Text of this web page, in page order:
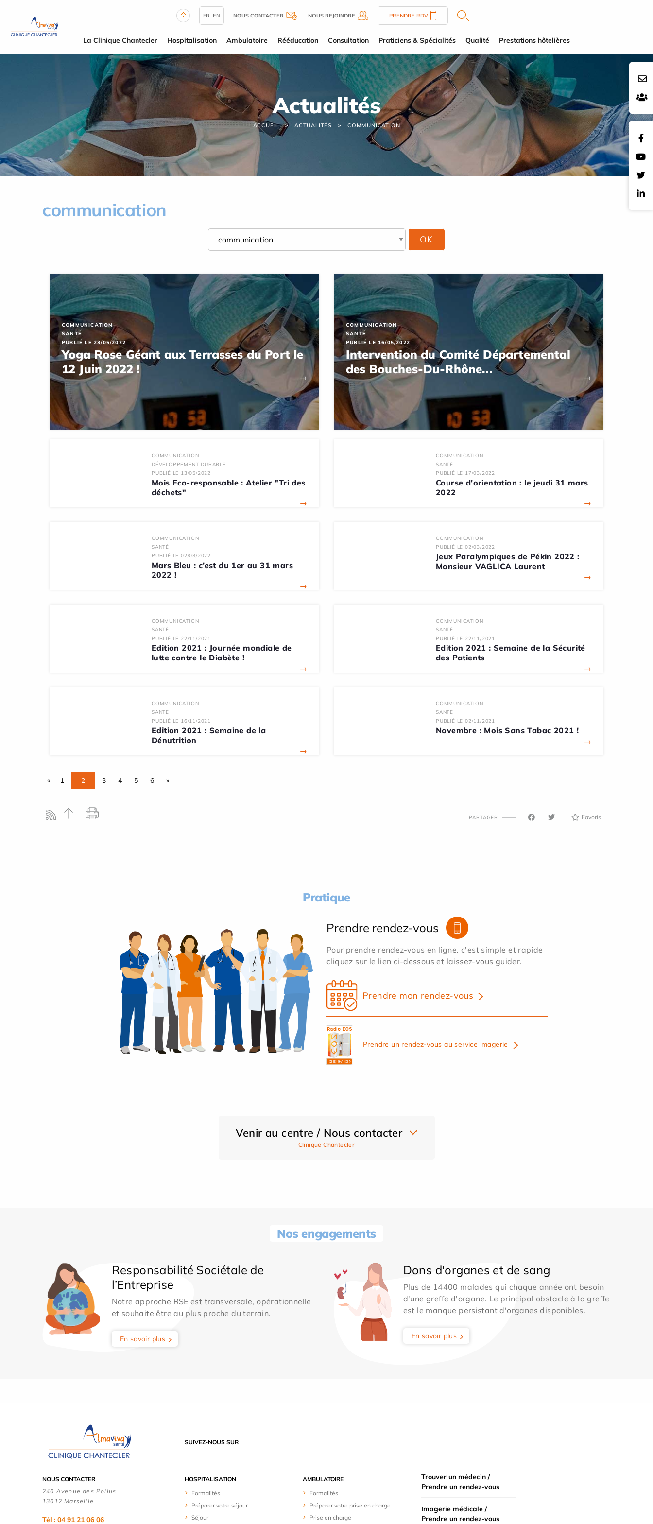
FR EN NOUS CONTACTER NOUS REJOINDRE PRENDRE RDV
La Clinique Chantecler Hospitalisation Ambulatoire Rééducation Consultation Praticiens & Spécialités Qualité Prestations hôtelières
Actualités
ACCUEIL ACTUALITÉS COMMUNICATION
communication
COMMUNICATION
SANTÉ
PUBLIÉ LE 23/05/2022
Yoga Rose Géant aux Terrasses du Port le
12 Juin 2022 !
→
COMMUNICATION
SANTÉ
PUBLIÉ LE 16/05/2022
Intervention du Comité Départemental
des Bouches-Du-Rhône...
→
COMMUNICATION
DÉVELOPPEMENT DURABLE
PUBLIÉ LE 13/05/2022
Mois Eco-responsable : Atelier "Tri des
déchets"
→
COMMUNICATION
SANTÉ
PUBLIÉ LE 17/03/2022
Course d'orientation : le jeudi 31 mars
2022
→
COMMUNICATION
SANTÉ
PUBLIÉ LE 02/03/2022
Mars Bleu : c’est du 1er au 31 mars
2022 !
→
COMMUNICATION
PUBLIÉ LE 02/03/2022
Jeux Paralympiques de Pékin 2022 :
Monsieur VAGLICA Laurent
→
COMMUNICATION
SANTÉ
PUBLIÉ LE 22/11/2021
Edition 2021 : Journée mondiale de
lutte contre le Diabète !
→
COMMUNICATION
SANTÉ
PUBLIÉ LE 22/11/2021
Edition 2021 : Semaine de la Sécurité
des Patients
→
COMMUNICATION
SANTÉ
PUBLIÉ LE 16/11/2021
Edition 2021 : Semaine de la
Dénutrition
→
COMMUNICATION
SANTÉ
PUBLIÉ LE 02/11/2021
Novembre : Mois Sans Tabac 2021 !
→
« 1 2 3 4 5 6 »
PARTAGER Favoris
Pratique
Prendre rendez-vous
Pour prendre rendez-vous en ligne, c'est simple et rapide
cliquez sur le lien ci-dessous et laissez-vous guider.
Prendre mon rendez-vous
Prendre un rendez-vous au service imagerie
Venir au centre / Nous contacter
Clinique Chantecler
Nos engagements
Responsabilité Sociétale de
l’Entreprise
Notre approche RSE est transversale, opérationnelle
et souhaite être au plus proche du terrain.
En savoir plus
Dons d'organes et de sang
Plus de 14400 malades qui chaque année ont besoin
d'une greffe d'organe. Le principal obstacle à la greffe
est le manque persistant d'organes disponibles.
En savoir plus
SUIVEZ-NOUS SUR
NOUS CONTACTER
240 Avenue des Poilus
13012 Marseille
Tél : 04 91 21 06 06
HOSPITALISATION
Formalités
Préparer votre séjour
Séjour
AMBULATOIRE
Formalités
Préparer votre prise en charge
Prise en charge
Trouver un médecin /
Prendre un rendez-vous
Imagerie médicale /
Prendre un rendez-vous